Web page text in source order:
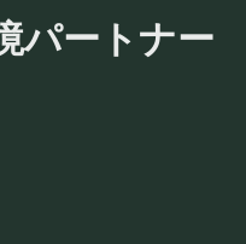
パートナー